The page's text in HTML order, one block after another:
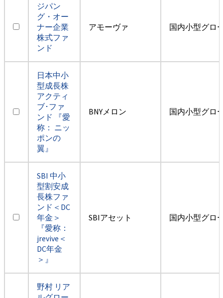
ジパン
グ・オー
ナー企業
株式ファ
ンド
アモーヴァ 国内小型グロ
日本中小
型成長株
アクティ
ブ･ファ
ンド 『愛
称： ニッ
ポンの
翼』
BNYメロン 国内小型グロ
SBI 中小
型割安成
長株ファ
ンド＜DC
年金＞
『愛称：
jrevive＜
DC年金
＞』
SBIアセット 国内小型グロ
野村 リア